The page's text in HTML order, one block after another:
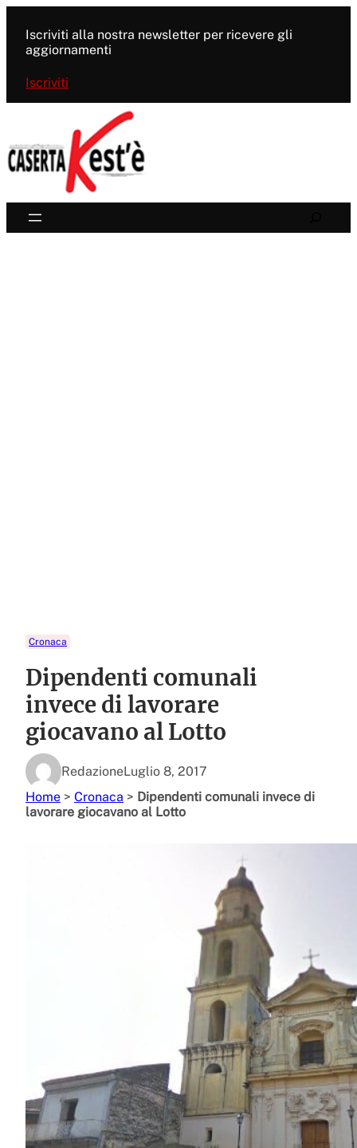
contenuto
Iscriviti alla nostra newsletter per ricevere gli
aggiornamenti
Iscriviti
Cronaca
Dipendenti comunali
invece di lavorare
giocavano al Lotto
RedazioneLuglio 8, 2017
Home > Cronaca > Dipendenti comunali invece di
lavorare giocavano al Lotto